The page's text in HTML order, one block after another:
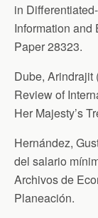
in
Information and
Paper 28323.
Dube, Arindrajit
Review of
Her Majesty’s
Hernández,
del salario
Archivos de
Planeación.